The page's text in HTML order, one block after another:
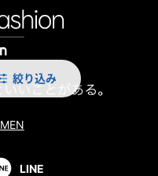
絞り込み
MEN
LINE